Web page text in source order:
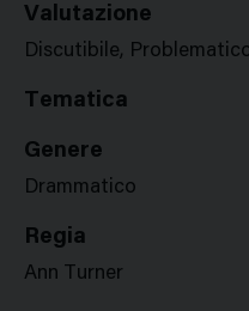
Valutazione
Discutibile,
Tematica
Genere
Drammatico
Regia
Ann Turner